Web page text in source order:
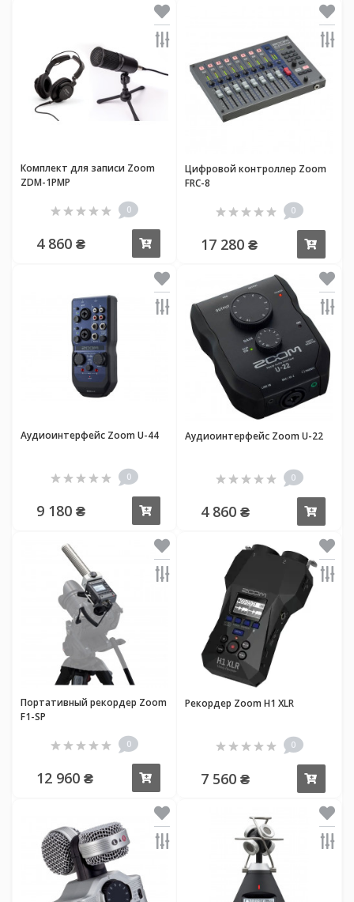
Комплект для записи Zoom
ZDM-1PMP
0
4 860 ₴
Цифровой контроллер Zoom
FRC-8
0
17 280 ₴
Аудиоинтерфейс Zoom U-44
0
9 180 ₴
Аудиоинтерфейс Zoom U-22
0
4 860 ₴
Портативный рекордер Zoom
F1-SP
0
12 960 ₴
Рекордер Zoom H1 XLR
0
7 560 ₴